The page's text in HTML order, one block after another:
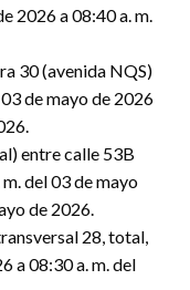
2026 a 08:40 a. m.
30 (avenida NQS)
de mayo de 2026
entre calle 53B
del 03 de mayo
de 2026.
28, total,
a 08:30 a. m. del